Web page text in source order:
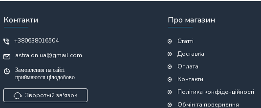
Контакти
+380638016504
astra.dn.ua@gmail.com
Замовлення на сайті
приймаются цілодобово
Зворотній зв'язок
Про магазин
Статті
Доставка
Оплата
Контакти
Політика конфіденційності
Обмін та повернення